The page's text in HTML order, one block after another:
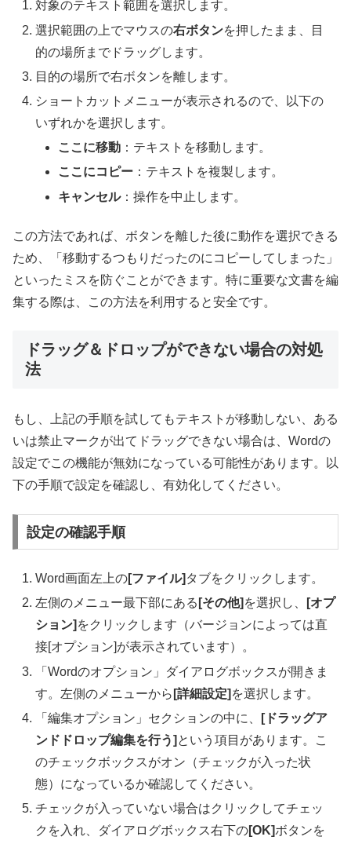
対象のテキスト範囲を選択します。
選択範囲の上でマウスの右ボタンを押したまま、目
的の場所までドラッグします。
目的の場所で右ボタンを離します。
ショートカットメニューが表示されるので、以下の
いずれかを選択します。
ここに移動 ：テキストを移動します。
ここにコピー ：テキストを複製します。
キャンセル：操作を中止します。
この方法であれば、ボタンを離した後に動作を選択できる
ため、「移動するつもりだったのにコピーしてしまった」
といったミスを防ぐことができます。特に重要な文書を編
集する際は、この方法を利用すると安全です。
ドラッグ＆ドロップができない場合の対処
法
もし、上記の手順を試してもテキストが移動しない、ある
いは禁止マークが出てドラッグできない場合は、Wordの
設定でこの機能が無効になっている可能性があります。以
下の手順で設定を確認し、有効化してください。
設定の確認手順
Word画面左上の[ファイル] タブをクリックします。
左側のメニュー最下部にある [その他] を選択し、
[オプ
ション] をクリックします（バージョンによっては直
接[オプション]が表示されています）。
「Wordのオプション」ダイアログボックスが開きま
す。左側のメニューから [詳細設定] を選択します。
「編集オプション」セクションの中に、
[ドラッグア
ンドドロップ編集を行う] という項目があります。こ
のチェックボックスがオン（チェックが入った状
態）になっているか確認してください。
チェックが入っていない場合はクリックしてチェッ
クを入れ、ダイアログボックス右下の[OK]ボタンを